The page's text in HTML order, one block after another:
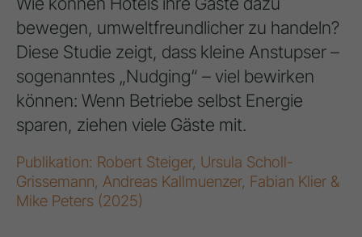
bewegen, umweltfreundlicher zu handeln?
Diese Studie zeigt, dass kleine Anstupser –
sogenanntes „Nudging“ – viel bewirken
können: Wenn Betriebe selbst Energie
sparen, ziehen viele Gäste mit.
Publikation: Robert Steiger, Ursula Scholl-
Grissemann, Andreas Kallmuenzer, Fabian Klier &
Mike Peters (2025)